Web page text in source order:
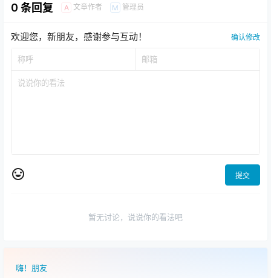
0 条回复 A 文章作者 M 管理员
欢迎您，新朋友，感谢参与互动！ 确认修改
提交
暂无讨论，说说你的看法吧
嗨！朋友